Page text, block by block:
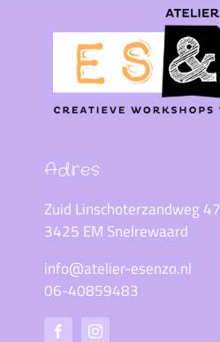
Adres
Zuid Linschoterzandweg 47
3425 EM Snelrewaard
info@atelier-esenzo.nl
06-40859483